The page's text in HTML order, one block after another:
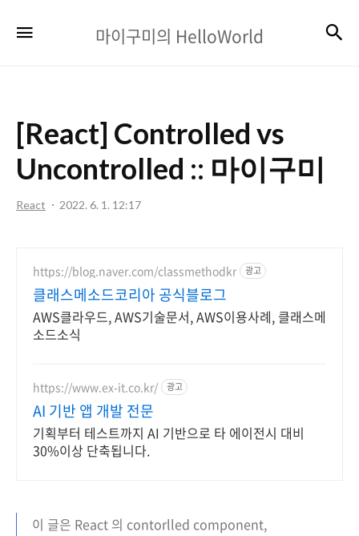
이
의
HelloWorld
마이구미의 HelloWorld
[React] Controlled vs
Uncontrolled :: 마이구미
React 2022. 6. 1. 12:17
https://blog.naver.com/classmethodkr 광고
클래스메소드코리아 공식블로그
AWS클라우드, AWS기술문서, AWS이용사례, 클래스메
소드소식
https://www.ex-it.co.kr/ 광고
AI 기반 앱 개발 전문
기획부터 테스트까지 AI 기반으로 타 에이전시 대비
30%이상 단축됩니다.
이 글은 React 의 contorlled component,